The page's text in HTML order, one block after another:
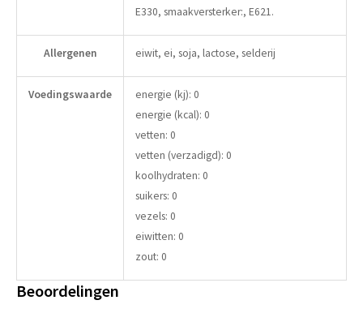
E330, smaakversterker:, E621.
Allergenen eiwit, ei, soja, lactose, selderij
Voedingswaarde
energie (kj): 0
energie (kcal): 0
vetten: 0
vetten (verzadigd): 0
koolhydraten: 0
suikers: 0
vezels: 0
eiwitten: 0
zout: 0
Beoordelingen